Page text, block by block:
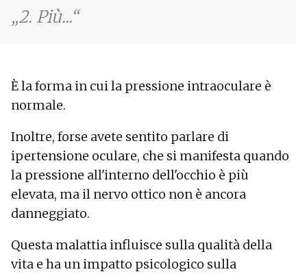
2. Più...
È la forma in cui la pressione intraoculare è
normale.
Inoltre, forse avete sentito parlare di
ipertensione oculare, che si manifesta quando
la pressione all'interno dell'occhio è più
elevata, ma il nervo ottico non è ancora
danneggiato.
Questa malattia influisce sulla qualità della
vita e ha un impatto psicologico sulla